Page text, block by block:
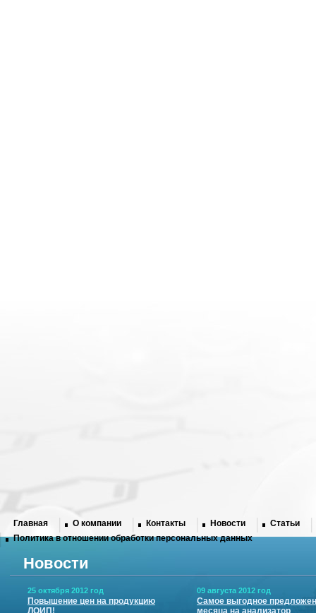
Новости
25 октября 2012 год
Повышение цен на продукцию
ЛОИП!
09 августа 2012 год
Самое выгодное
месяца на анализатор
Главная О компании Контакты Новости
Статьи
Политика в отношении обработки персональных данных